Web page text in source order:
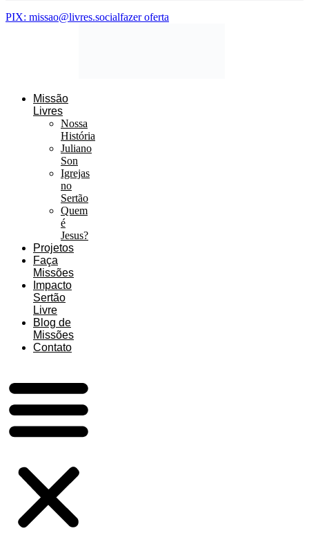
PIX: missao@livres.socialfazer oferta
Missão
Livres
Nossa
História
Juliano
Son
Igrejas
no
Sertão
Quem
é
Jesus?
Projetos
Faça
Missões
Impacto
Sertão
Livre
Blog de
Missões
Contato